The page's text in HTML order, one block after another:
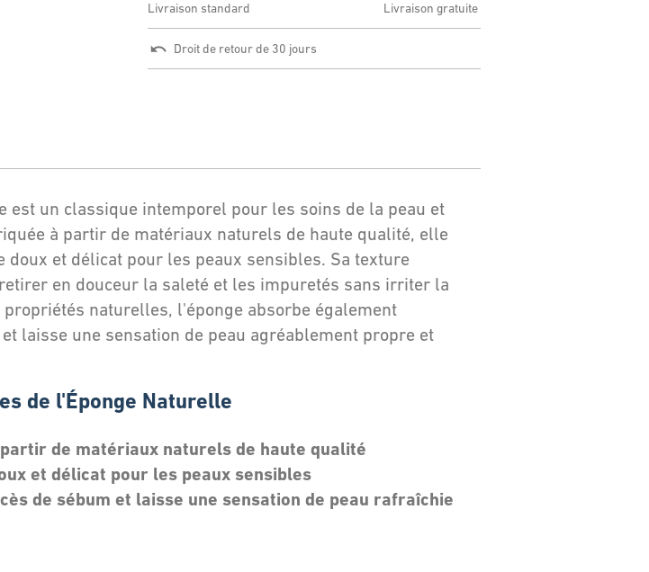
Livraison standard
Livraison gratuite
Droit de retour de 30 jours
est un classique intemporel pour les soins de la peau et
à partir de matériaux naturels de haute qualité, elle
doux et délicat pour les peaux sensibles. Sa texture
en douceur la saleté et les impuretés sans irriter la
propriétés naturelles, l'éponge absorbe également
laisse une sensation de peau agréablement propre et
de l'Éponge Naturelle
de matériaux naturels de haute qualité
et délicat pour les peaux sensibles
de sébum et laisse une sensation de peau rafraîchie